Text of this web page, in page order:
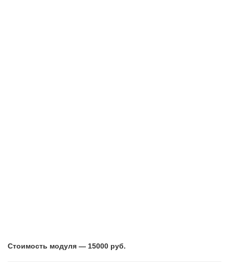
Стоимость модуля — 15000 руб.